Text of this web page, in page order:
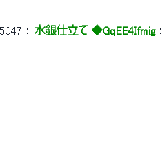
5047 ： 水銀仕立て ◆GqEE4Ifmig ：